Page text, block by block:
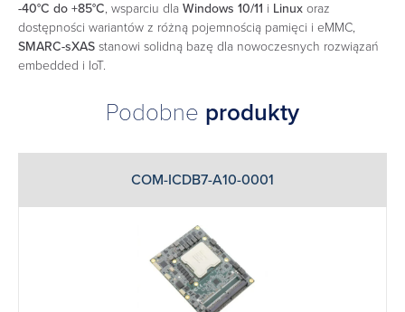
-40°C do +85°C, wsparciu dla Windows 10/11 i Linux oraz
dostępności wariantów z różną pojemnością pamięci i eMMC,
SMARC-sXAS stanowi solidną bazę dla nowoczesnych rozwiązań
embedded i IoT.
Podobne produkty
COM-ICDB7-A10-0001